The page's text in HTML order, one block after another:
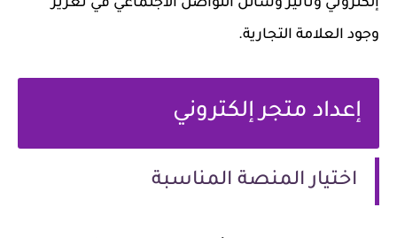
إلكتروني وتأثير وسائل التواصل الاجتماعي في تعزيز
وجود العلامة التجارية.
إعداد متجر إلكتروني
اختيار المنصة المناسبة